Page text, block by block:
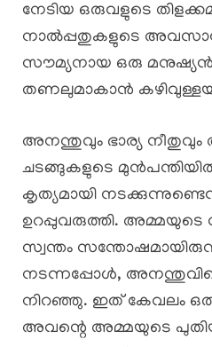
നേടിയ ഒരുവളുടെ
നാൽപ്പതുകളുടെ
സൗമ്യനായ ഒരു മനുഷ്യൻ.
തണലുമാകാൻ
അനന്തുവും ഭാര്യ
ചടങ്ങുകളുടെ
കൃത്യമായി
ഉറപ്പുവരുത്തി.
സ്വന്തം
നടന്നപ്പോൾ,
നിറഞ്ഞു. ഇത് കേവലം ഒരു
അവന്റെ അമ്മയുടെ പുതിയ